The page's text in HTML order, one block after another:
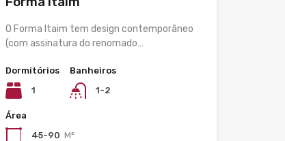
O Forma Itaim tem design contemporâneo
(com assinatura do renomado…
Dormitórios
1
Banheiros
1-2
Área
45-90 M²